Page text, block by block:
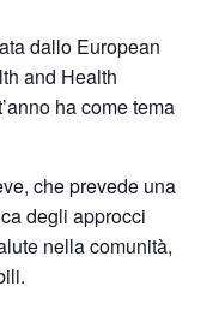
dallo European
and Health
ha come tema
che prevede una
degli approcci
nella comunità,